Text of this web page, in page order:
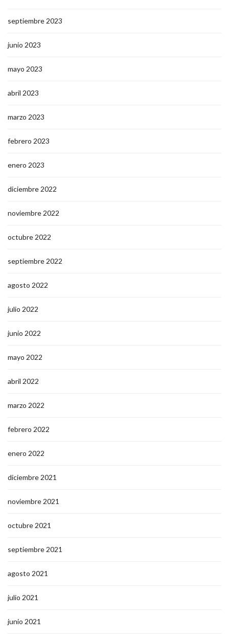
septiembre 2023
junio 2023
mayo 2023
abril 2023
marzo 2023
febrero 2023
enero 2023
diciembre 2022
noviembre 2022
octubre 2022
septiembre 2022
agosto 2022
julio 2022
junio 2022
mayo 2022
abril 2022
marzo 2022
febrero 2022
enero 2022
diciembre 2021
noviembre 2021
octubre 2021
septiembre 2021
agosto 2021
julio 2021
junio 2021